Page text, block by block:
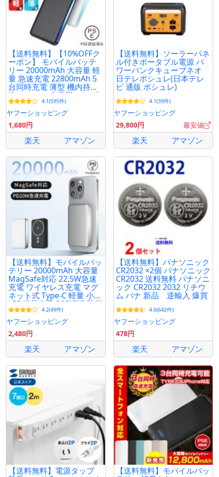
【送料無料】【10%OFFク
ーポン】 モバイルバッテ
リー 20000mAh 大容量 軽
量 急速充電 22800mAh 5
台同時充電 薄型 機内持ち
込み スマホ充電器 ケーブ
ル内蔵 爆買 超PayPay祭
4.1(595件)
ヤフーショッピング
1,680円
楽天 アマゾン
【送料無料】ソーラーパネ
ル付きポータブル電源 パ
ワーバンクキューブネオ
日テレポシュレ(日本テレ
ビ 通販 ポシュレ)
4.1(39件)
ヤフーショッピング
29,800円
最安値
楽天 アマゾン
【送料無料】モバイルバッ
テリー 20000mAh 大容量
MagSafe対応 22.5W急速
充電 ワイヤレス充電 マグ
ネット式 Type-C 軽量 小型
LED残量表示 PSE認証 防災
機内持ち込み可
4.2(49件)
ヤフーショッピング
2,480円
楽天 アマゾン
【送料無料】パナソニック
CR2032 ×2個 パナソニック
CR2032 送料無料 パナソニ
ック CR2032 2032 リチウ
ム パナ 新品 逆輸入 爆買
4.6(642件)
ヤフーショッピング
478円
楽天 アマゾン
【送料無料】電源タップ 【送料無料】モバイルバッ